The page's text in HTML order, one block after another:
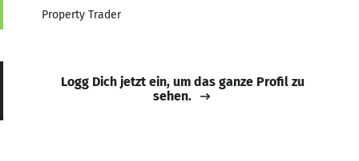
Property Trader
Logg Dich jetzt ein, um das ganze Profil zu
sehen.